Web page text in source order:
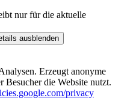
nur für die aktuelle
ausblenden
Erzeugt anonyme
Besucher die Website nutzt.
privacy